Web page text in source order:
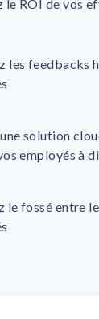
le ROI de vos
les feedbacks
solution
employés à
le fossé entre